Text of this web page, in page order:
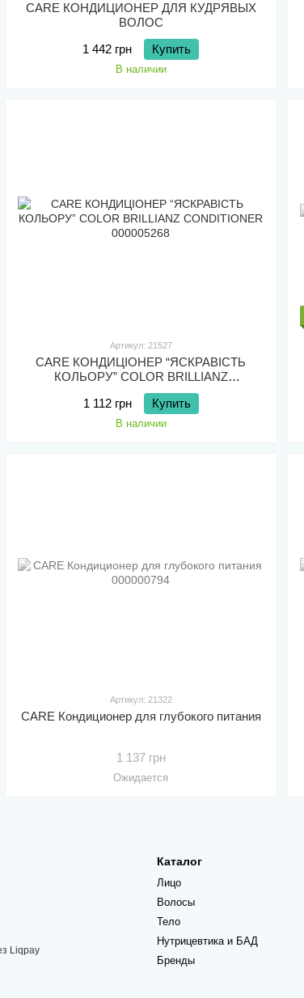
CARE КОНДИЦИОНЕР ДЛЯ КУДРЯВЫХ
ВОЛОС
1 442 грн
Купить
В наличии
Артикул: 21527
CARE КОНДИЦІОНЕР “ЯСКРАВІСТЬ
КОЛЬОРУ” COLOR BRILLIANZ
CONDITIONER
1 112 грн
Купить
В наличии
Артикул: 21322
CARE Кондиционер для глубокого питания
1 137 грн
Ожидается
Каталог
Лицо
Волосы
Тело
Нутрицевтика и БАД
Бренды